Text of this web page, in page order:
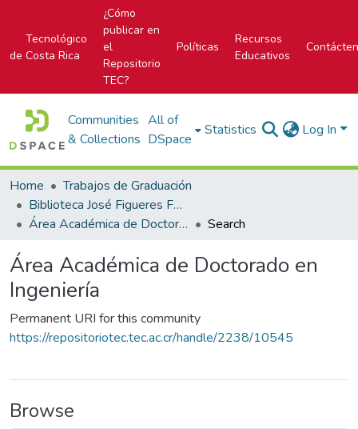
Tecnológico
de Costa Rica
¿Cómo
publicar en
el
Repositorio
TEC?
Políticas
Recursos
Educativos
Communities
& Collections
All of
DSpace
Statistics Log In
Home
Trabajos de Graduación
Biblioteca José Figueres Ferrer
Área Académica de Doctorado en Ingeniería
Search
Área Académica de Doctorado en
Ingeniería
Permanent URI for this community
https://repositoriotec.tec.ac.cr/handle/2238/10545
Browse